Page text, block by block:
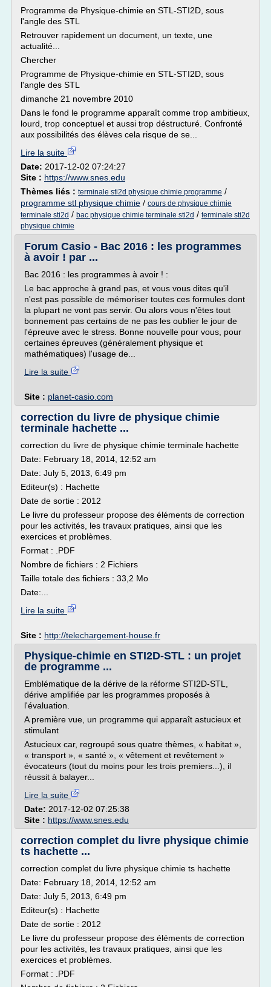
Programme de Physique-chimie en STL-STI2D, sous
l'angle des STL
Retrouver rapidement un document, un texte, une
actualité...
Chercher
Programme de Physique-chimie en STL-STI2D, sous
l'angle des STL
dimanche 21 novembre 2010
Dans le fond le programme apparaît comme trop ambitieux,
lourd, trop conceptuel et aussi trop déstructuré. Confronté
aux possibilités des élèves cela risque de se...
Lire la suite
Date: 2017-12-02 07:24:27
Site : https://www.snes.edu
Thèmes liés : terminale sti2d physique chimie programme /
programme stl physique chimie / cours de physique chimie
terminale sti2d / bac physique chimie terminale sti2d / terminale sti2d
physique chimie
Forum Casio - Bac 2016 : les programmes
à avoir ! par ...
Bac 2016 : les programmes à avoir ! :
Le bac approche à grand pas, et vous vous dites qu'il
n'est pas possible de mémoriser toutes ces formules dont
la plupart ne vont pas servir. Ou alors vous n'êtes tout
bonnement pas certains de ne pas les oublier le jour de
l'épreuve avec le stress. Bonne nouvelle pour vous, pour
certaines épreuves (généralement physique et
mathématiques) l'usage de...
Lire la suite
Site : planet-casio.com
correction du livre de physique chimie
terminale hachette ...
correction du livre de physique chimie terminale hachette
Date: February 18, 2014, 12:52 am
Date: July 5, 2013, 6:49 pm
Editeur(s) : Hachette
Date de sortie : 2012
Le livre du professeur propose des éléments de correction
pour les activités, les travaux pratiques, ainsi que les
exercices et problèmes.
Format : .PDF
Nombre de fichiers : 2 Fichiers
Taille totale des fichiers : 33,2 Mo
Date:...
Lire la suite
Site : http://telechargement-house.fr
Physique-chimie en STI2D-STL : un projet
de programme ...
Emblématique de la dérive de la réforme STI2D-STL,
dérive amplifiée par les programmes proposés à
l'évaluation.
A première vue, un programme qui apparaît astucieux et
stimulant
Astucieux car, regroupé sous quatre thèmes, « habitat »,
« transport », « santé », « vêtement et revêtement »
évocateurs (tout du moins pour les trois premiers...), il
réussit à balayer...
Lire la suite
Date: 2017-12-02 07:25:38
Site : https://www.snes.edu
correction complet du livre physique chimie
ts hachette ...
correction complet du livre physique chimie ts hachette
Date: February 18, 2014, 12:52 am
Date: July 5, 2013, 6:49 pm
Editeur(s) : Hachette
Date de sortie : 2012
Le livre du professeur propose des éléments de correction
pour les activités, les travaux pratiques, ainsi que les
exercices et problèmes.
Format : .PDF